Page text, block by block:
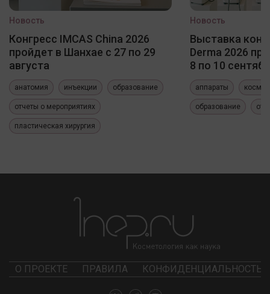
Новость
Конгресс IMCAS China 2026
пройдет в Шанхае с 27 по 29
августа
анатомия инъекции образование
отчеты о мероприятиях
пластическая хирургия
Новость
Выставка
Derma 2026
8 по 10
аппараты
образование
О ПРОЕКТЕ ПРАВИЛА КОНФИДЕНЦИАЛЬНОСТЬ